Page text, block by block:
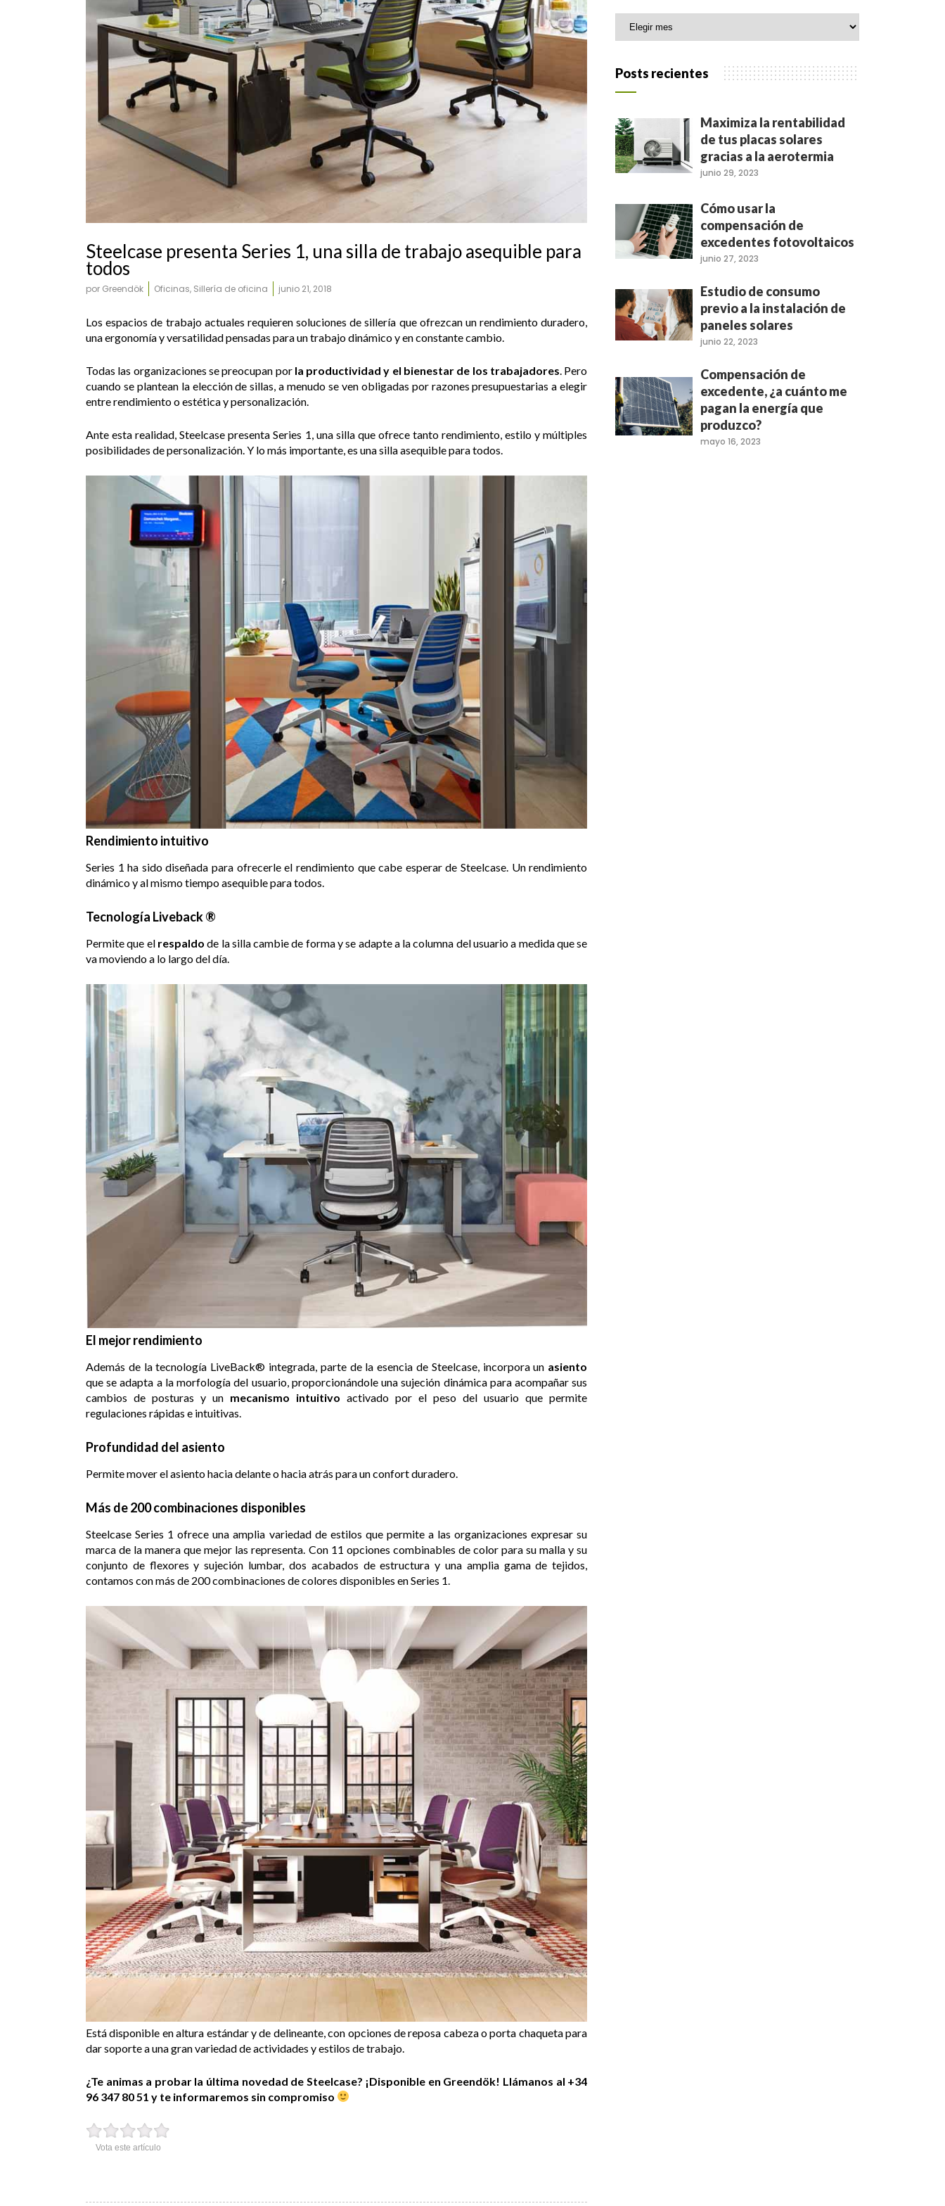
UR803-UR902 Home Office
Steelcase presenta Series 1, una silla de trabajo asequible para
todos
por Greendök Oficinas, Sillería de oficina junio 21, 2018
Los espacios de trabajo actuales requieren soluciones de sillería que ofrezcan un rendimiento duradero,
una ergonomía y versatilidad pensadas para un trabajo dinámico y en constante cambio.
Todas las organizaciones se preocupan por la productividad y el bienestar de los trabajadores . Pero
cuando se plantean la elección de sillas, a menudo se ven obligadas por razones presupuestarias a elegir
entre rendimiento o estética y personalización.
Ante esta realidad, Steelcase presenta Series 1, una silla que ofrece tanto rendimiento, estilo y múltiples
posibilidades de personalización. Y lo más importante, es una silla asequible para todos.
Rendimiento intuitivo
Series 1 ha sido diseñada para ofrecerle el rendimiento que cabe esperar de Steelcase. Un rendimiento
dinámico y al mismo tiempo asequible para todos.
Tecnología Liveback ®
Permite que el respaldode la silla cambie de forma y se adapte a la columna del usuario a medida que se
va moviendo a lo largo del día.
El mejor rendimiento
Además de la tecnología LiveBack® integrada, parte de la esencia de Steelcase, incorpora un asiento
que se adapta a la morfología del usuario, proporcionándole una sujeción dinámica para acompañar sus
cambios de posturas y un mecanismo intuitivo activado por el peso del usuario que permite
regulaciones rápidas e intuitivas.
Profundidad del asiento
Permite mover el asiento hacia delante o hacia atrás para un confort duradero.
Más de 200 combinaciones disponibles
Steelcase Series 1 ofrece una amplia variedad de estilos que permite a las organizaciones expresar su
marca de la manera que mejor las representa. Con 11 opciones combinables de color para su malla y su
conjunto de flexores y sujeción lumbar, dos acabados de estructura y una amplia gama de tejidos,
contamos con más de 200 combinaciones de colores disponibles en Series 1.
Está disponible en altura estándar y de delineante, con opciones de reposa cabeza o porta chaqueta para
dar soporte a una gran variedad de actividades y estilos de trabajo.
¿Te animas a probar la última novedad de Steelcase? ¡Disponible en Greendök! Llámanos al +34
96 347 80 51 y te informaremos sin compromiso
Vota este artículo
Archivo
Posts recientes
Maximiza la rentabilidad
de tus placas solares
gracias a la aerotermia
junio 29, 2023
Cómo usar la
compensación de
excedentes fotovoltaicos
junio 27, 2023
Estudio de consumo
previo a la instalación de
paneles solares
junio 22, 2023
Compensación de
excedente, ¿a cuánto me
pagan la energía que
produzco?
mayo 16, 2023